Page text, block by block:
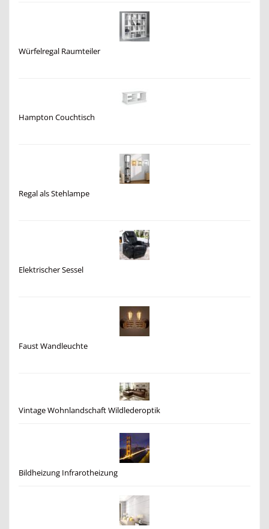
Würfelregal Raumteiler
Hampton Couchtisch
Regal als Stehlampe
Elektrischer Sessel
Faust Wandleuchte
Vintage Wohnlandschaft Wildlederoptik
Bildheizung Infrarotheizung